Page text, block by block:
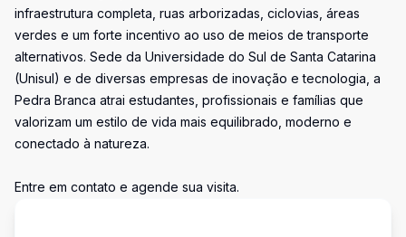
infraestrutura completa, ruas arborizadas, ciclovias, áreas
verdes e um forte incentivo ao uso de meios de transporte
alternativos. Sede da Universidade do Sul de Santa Catarina
(Unisul) e de diversas empresas de inovação e tecnologia, a
Pedra Branca atrai estudantes, profissionais e famílias que
valorizam um estilo de vida mais equilibrado, moderno e
conectado à natureza.
Entre em contato e agende sua visita.